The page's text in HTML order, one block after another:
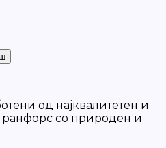
од најквалитетен и
ранфорс со природен и